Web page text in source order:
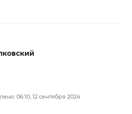
06:10, 12 сентября 2024